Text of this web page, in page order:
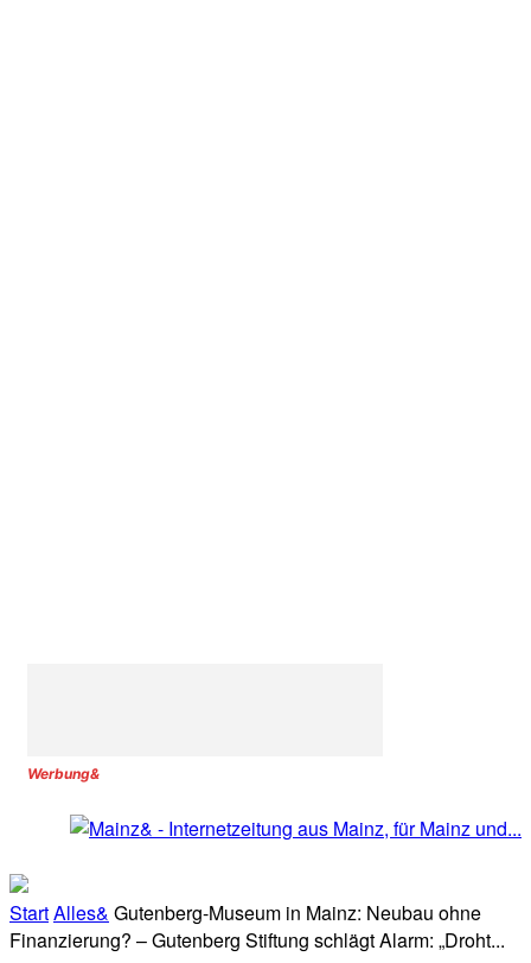
Werbung&
StartAlles& Gutenberg-Museum in Mainz: Neubau ohne
Finanzierung? – Gutenberg Stiftung schlägt Alarm: „Droht...